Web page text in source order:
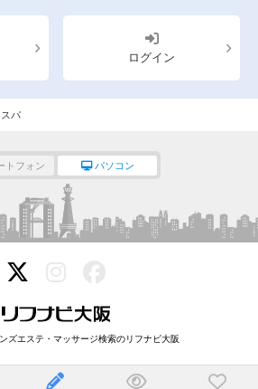
ログイン
パ
トフォン パソコン
ズエステ・マッサージ検索のリフナビ大阪